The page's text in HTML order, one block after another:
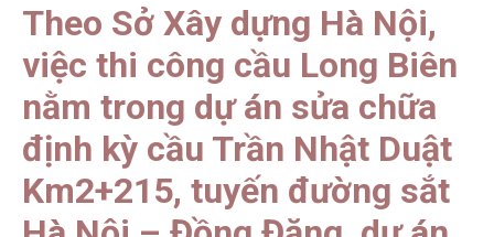
Theo Sở Xây dựng Hà Nội,
việc thi công cầu Long Biên
nằm trong dự án sửa chữa
định kỳ cầu Trần Nhật Duật
Km2+215, tuyến đường sắt